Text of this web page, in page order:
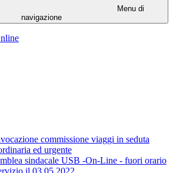
Menu di
navigazione
commissione viaggi in seduta
ed urgente
sindacale USB -On-Line - fuori orario